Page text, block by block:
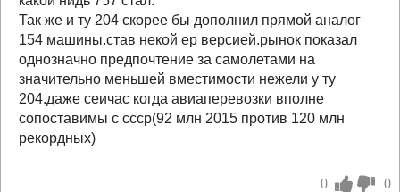
Так же и ту 204 скорее бы дополнил прямой аналог
154 машины.став некой ер версией.рынок показал
однозначно предпочтение за самолетами на
значительно меньшей вместимости нежели у ту
204.даже сеичас когда авиаперевозки вполне
сопоставимы с ссср(92 млн 2015 против 120 млн
рекордных)
0 0